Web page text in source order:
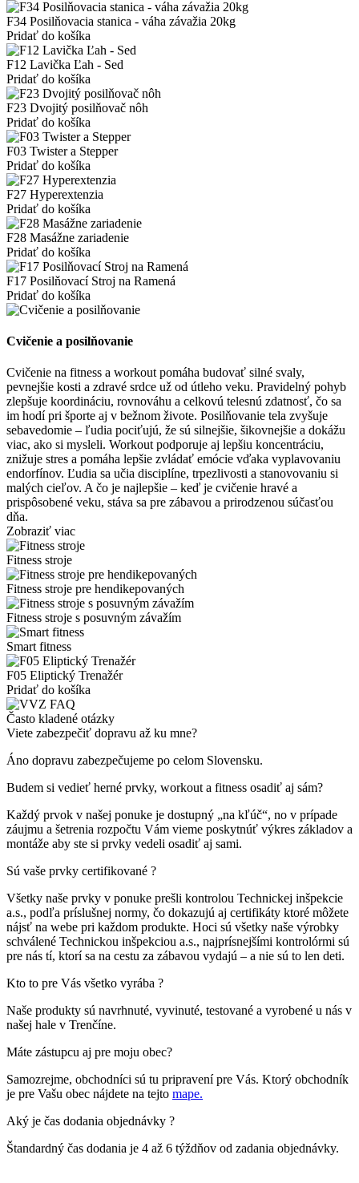
F34 Posilňovacia stanica - váha závažia 20kg
Pridať do košíka
F12 Lavička Ľah - Sed
Pridať do košíka
F23 Dvojitý posilňovač nôh
Pridať do košíka
F03 Twister a Stepper
Pridať do košíka
F27 Hyperextenzia
Pridať do košíka
F28 Masážne zariadenie
Pridať do košíka
F17 Posilňovací Stroj na Ramená
Pridať do košíka
Cvičenie a posilňovanie
Cvičenie na fitness a workout pomáha budovať silné svaly,
pevnejšie kosti a zdravé srdce už od útleho veku. Pravidelný pohyb
zlepšuje koordináciu, rovnováhu a celkovú telesnú zdatnosť, čo sa
im hodí pri športe aj v bežnom živote. Posilňovanie tela zvyšuje
sebavedomie – ľudia pociťujú, že sú silnejšie, šikovnejšie a dokážu
viac, ako si mysleli. Workout podporuje aj lepšiu koncentráciu,
znižuje stres a pomáha lepšie zvládať emócie vďaka vyplavovaniu
endorfínov. Ľudia sa učia disciplíne, trpezlivosti a stanovovaniu si
malých cieľov. A čo je najlepšie – keď je cvičenie hravé a
prispôsobené veku, stáva sa pre zábavou a prirodzenou súčasťou
dňa.
Zobraziť viac
Fitness stroje
Fitness stroje pre hendikepovaných
Fitness stroje s posuvným závažím
Smart fitness
F05 Eliptický Trenažér
Pridať do košíka
Často kladené otázky
Viete zabezpečiť dopravu až ku mne?
Áno dopravu zabezpečujeme po celom Slovensku.
Budem si vedieť herné prvky, workout a fitness osadiť aj sám?
Každý prvok v našej ponuke je dostupný „na kľúč“, no v prípade
záujmu a šetrenia rozpočtu Vám vieme poskytnúť výkres základov a
montáže aby ste si prvky vedeli osadiť aj sami.
Sú vaše prvky certifikované ?
Všetky naše prvky v ponuke prešli kontrolou Technickej inšpekcie
a.s., podľa príslušnej normy, čo dokazujú aj certifikáty ktoré môžete
nájsť na webe pri každom produkte. Hoci sú všetky naše výrobky
schválené Technickou inšpekciou a.s., najprísnejšími kontrolórmi sú
pre nás tí, ktorí sa na cestu za zábavou vydajú – a nie sú to len deti.
Kto to pre Vás všetko vyrába ?
Naše produkty sú navrhnuté, vyvinuté, testované a vyrobené u nás v
našej hale v Trenčíne.
Máte zástupcu aj pre moju obec?
Samozrejme, obchodníci sú tu pripravení pre Vás. Ktorý obchodník
je pre Vašu obec nájdete na tejto mape.
Aký je čas dodania objednávky ?
Štandardný čas dodania je 4 až 6 týždňov od zadania objednávky.